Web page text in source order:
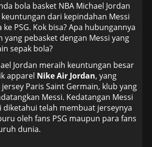
bola basket NBA Michael Jordan
dari kepindahan Messi
PSG. Kok bisa? Apa hubungannya
yang pebasket dengan Messi yang
sepak bola?
Jordan meraih keuntungan besar
apparel Nike Air Jordan, yang
Paris Saint Germain, klub yang
Messi. Kedatangan Messi
diketahui telah membuat jerseynya
oleh fans PSG maupun para fans
dunia.